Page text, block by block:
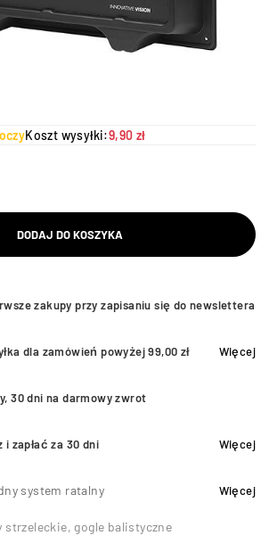
Koszt wysyłki:9,90 zł
DODAJ DO KOSZYKA
zakupy przy zapisaniu się do newslettera
dla zamówień powyżej 99,00 zł Więcej
30 dni na darmowy zwrot
i zapłać za 30 dni Więcej
system ratalny Więcej
strzeleckie, gogle balistyczne